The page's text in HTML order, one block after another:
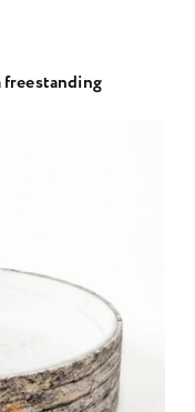
freestanding